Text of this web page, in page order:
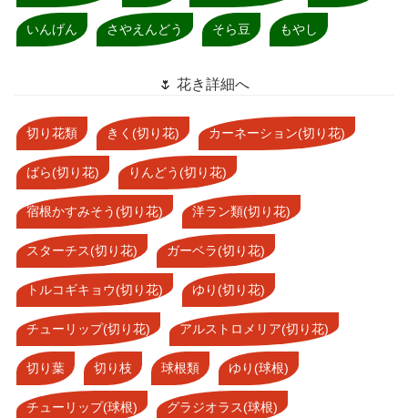
いんげん さやえんどう そら豆 もやし
🌷 花き詳細へ
切り花類 きく(切り花) カーネーション(切り花)
ばら(切り花) りんどう(切り花)
宿根かすみそう(切り花) 洋ラン類(切り花)
スターチス(切り花) ガーベラ(切り花)
トルコギキョウ(切り花) ゆり(切り花)
チューリップ(切り花) アルストロメリア(切り花)
切り葉 切り枝 球根類 ゆり(球根)
チューリップ(球根) グラジオラス(球根)